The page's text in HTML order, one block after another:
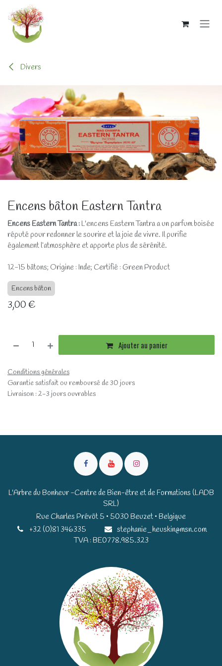
Se rendre au contenu
Divers
Encens bâton Eastern Tantra
Encens Eastern Tantra : L'encens Eastern Tantra a un parfum boisée
réputé pour redonner le sourire et la joie de vivre. Il purifie
également l’atmosphère et apporte plus de sérénité.
12-15 bâtons; Origine : Inde; Certifié : Green Product
Encens bâton
3,00€
Ajouter au panier
Conditions générales
Garantie satisfait ou remboursé de 30 jours
Livraison : 2-3 jours ouvrables
L'Arbre du Bonheur -Centre de Bien-être et de Formations (LADB
SRL)
Rue Charles Prévôt 5 • 5030 Beuzet • Belgique​​
+32 (0)81 346335
stephanie_heuskin@msn.com
TVA : BE0778.985.323